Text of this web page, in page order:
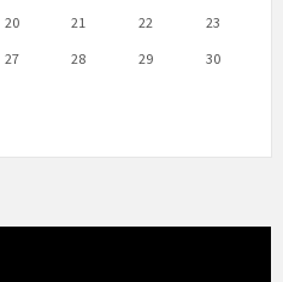
20 21 22
23
27 28 29
30